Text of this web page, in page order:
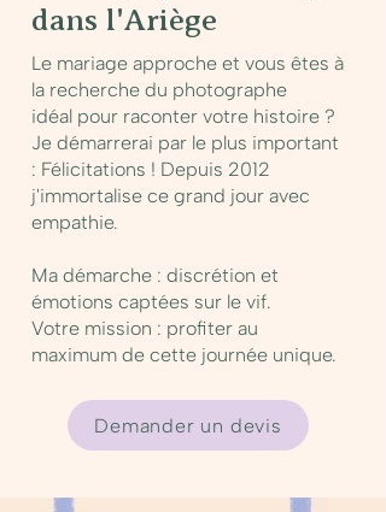
dans l'Ariège
Le mariage approche et vous êtes à
la recherche du photographe
idéal pour raconter votre histoire ?
Je démarrerai par le plus important
: Félicitations ! Depuis 2012
j'immortalise ce grand jour avec
empathie.
Ma démarche : discrétion et
émotions captées sur le vif.
Votre mission : profiter au
maximum de cette journée unique.
Demander un devis